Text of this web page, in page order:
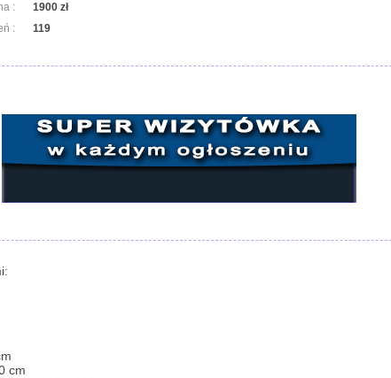
:
1900 zł
:
119
cm